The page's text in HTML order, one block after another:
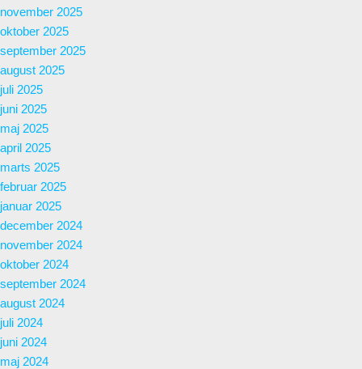
november 2025
oktober 2025
september 2025
august 2025
juli 2025
juni 2025
maj 2025
april 2025
marts 2025
februar 2025
januar 2025
december 2024
november 2024
oktober 2024
september 2024
august 2024
juli 2024
juni 2024
maj 2024